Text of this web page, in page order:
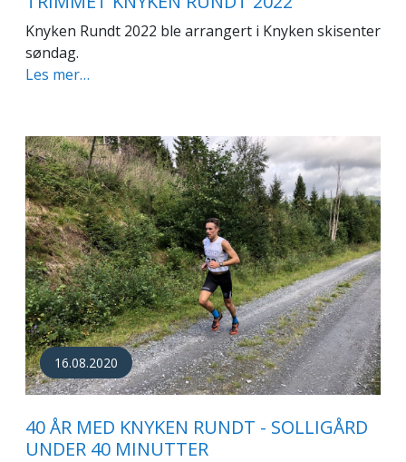
Knyken Rundt 2022 ble arrangert i Knyken skisenter
søndag.
Les mer…
16.08.2020
40 ÅR MED KNYKEN RUNDT - SOLLIGÅRD
UNDER 40 MINUTTER